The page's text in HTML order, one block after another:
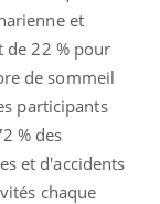
et
de 22 % pour
de sommeil
participants
% des
et d'accidents
chaque